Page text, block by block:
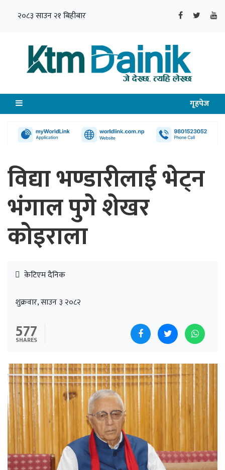
२०८३ साउन २१ बिहीबार
गृहपेज
विद्या भण्डारीलाई भेट्न
भंगाल पुगे शेखर
कोइराला
केटिएम दैनिक
शुक्रवार, साउन ३ २०८२
577
SHARES